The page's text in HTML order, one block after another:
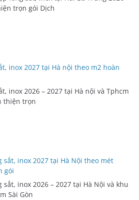
trọn gói Dịch
inox 2027 tại Hà nội theo m2 hoàn
inox 2026 – 2027 tại Hà nội và Tphcm
thiện trọn
sắt, inox 2027 tại Hà Nội theo mét
gói
sắt, inox 2026 – 2027 tại Hà Nội và khu
Sài Gòn